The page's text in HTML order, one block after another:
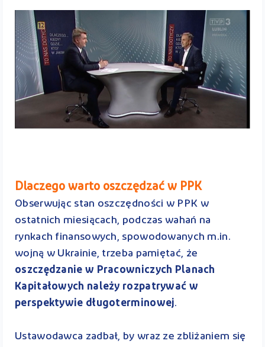
Dlaczego warto oszczędzać w PPK
Obserwując stan oszczędności w PPK w
ostatnich miesiącach, podczas wahań na
rynkach finansowych, spowodowanych m.in.
wojną w Ukrainie, trzeba pamiętać, że
oszczędzanie w Pracowniczych Planach
Kapitałowych należy rozpatrywać w
perspektywie długoterminowej.
Ustawodawca zadbał, by wraz ze zbliżaniem się